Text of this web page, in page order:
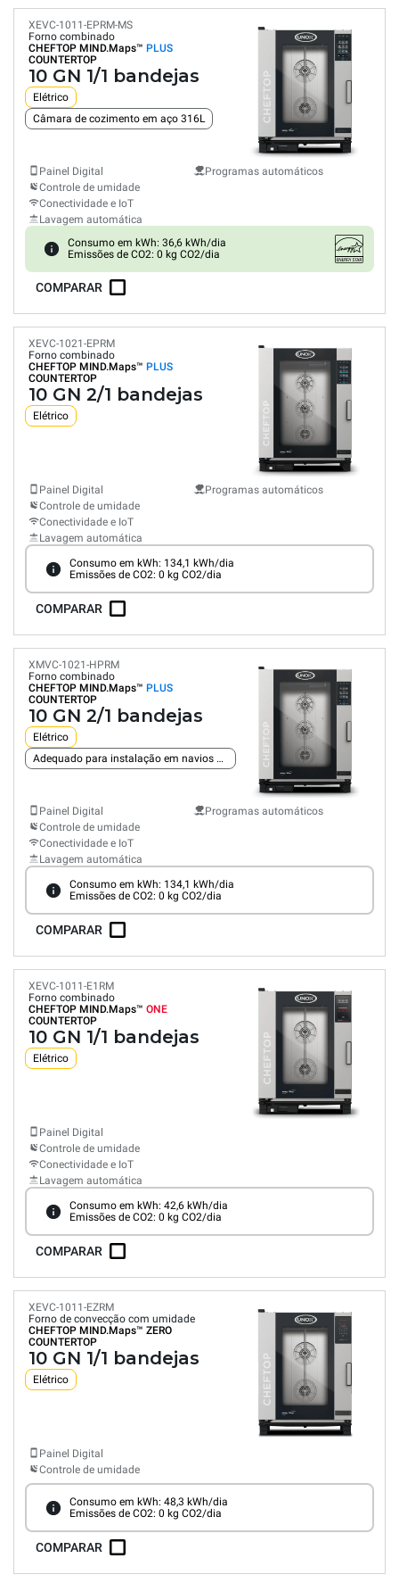
XEVC-1011-EPRM-MS
Forno combinado
CHEFTOP MIND.Maps™ PLUS
COUNTERTOP
10 GN 1/1 bandejas
Elétrico
Câmara de cozimento em aço 316L
Painel Digital
Controle de umidade
Conectividade e IoT
Lavagem automática
Programas automáticos
Consumo em kWh: 36,6 kWh/dia
Emissões de CO2: 0 kg CO2/dia
COMPARAR
XEVC-1021-EPRM
Forno combinado
CHEFTOP MIND.Maps™ PLUS
COUNTERTOP
10 GN 2/1 bandejas
Elétrico
Painel Digital
Controle de umidade
Conectividade e IoT
Lavagem automática
Programas automáticos
Consumo em kWh: 134,1 kWh/dia
Emissões de CO2: 0 kg CO2/dia
COMPARAR
XMVC-1021-HPRM
Forno combinado
CHEFTOP MIND.Maps™ PLUS
COUNTERTOP
10 GN 2/1 bandejas
Elétrico
Adequado para instalação em navios e plataformas
Painel Digital
Controle de umidade
Conectividade e IoT
Lavagem automática
Programas automáticos
Consumo em kWh: 134,1 kWh/dia
Emissões de CO2: 0 kg CO2/dia
COMPARAR
XEVC-1011-E1RM
Forno combinado
CHEFTOP MIND.Maps™ ONE
COUNTERTOP
10 GN 1/1 bandejas
Elétrico
Painel Digital
Controle de umidade
Conectividade e IoT
Lavagem automática
Consumo em kWh: 42,6 kWh/dia
Emissões de CO2: 0 kg CO2/dia
COMPARAR
XEVC-1011-EZRM
Forno de convecção com umidade
CHEFTOP MIND.Maps™ ZERO
COUNTERTOP
10 GN 1/1 bandejas
Elétrico
Painel Digital
Controle de umidade
Consumo em kWh: 48,3 kWh/dia
Emissões de CO2: 0 kg CO2/dia
COMPARAR